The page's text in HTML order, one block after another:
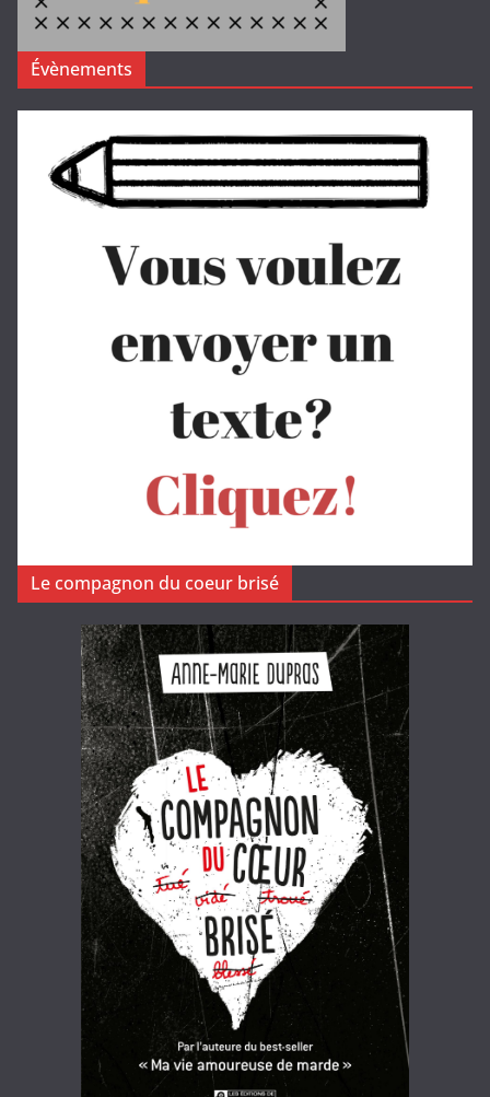
Évènements
Le compagnon du coeur brisé